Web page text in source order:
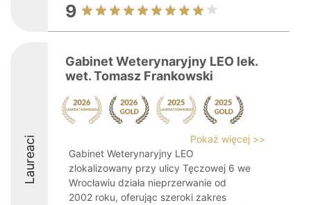
9
Laureaci
Gabinet Weterynaryjny LEO lek.
wet. Tomasz Frankowski
Pokaż więcej >>
Gabinet Weterynaryjny LEO
zlokalizowany przy ulicy Tęczowej 6 we
Wrocławiu działa nieprzerwanie od
2002 roku, oferując szeroki zakres